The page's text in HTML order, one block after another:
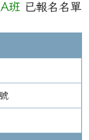
班 已報名名單